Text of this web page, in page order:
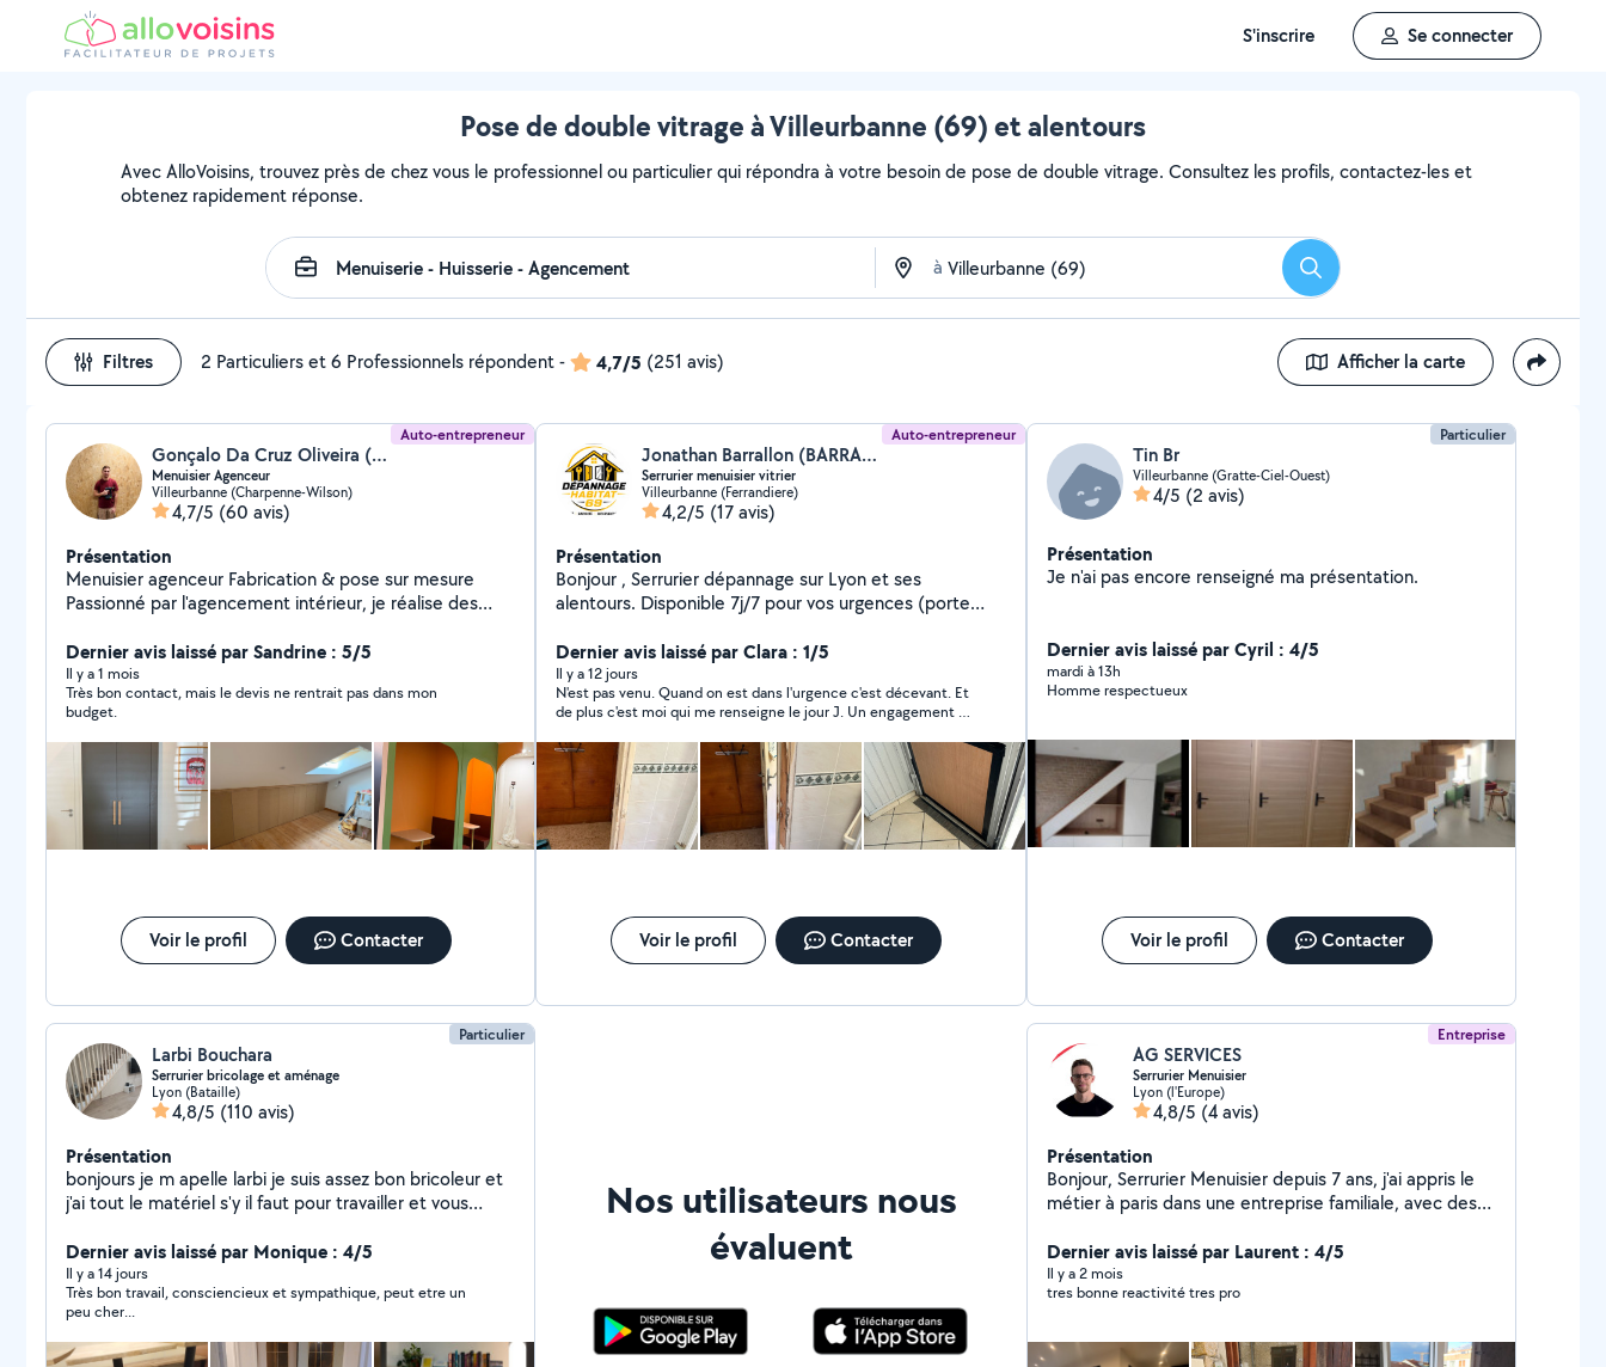
S'inscrire Se connecter
Pose de double vitrage à Villeurbanne (69) et alentours
Avec AlloVoisins, trouvez près de chez vous le professionnel ou particulier qui répondra à votre besoin de pose de double vitrage. Consultez les profils, contactez-les et
obtenez rapidement réponse.
à Rechercher
Filtres 2 Particuliers et 6 Professionnels répondent- 4,7/5 (251 avis) Afficher la carte
Auto-entrepreneur
Gonçalo Da Cruz Oliveira (GO Menuiserie&Agencement)
Menuisier Agenceur
Villeurbanne (Charpenne-Wilson)
4,7/5 (60 avis)
Présentation
Menuisier agenceur Fabrication & pose sur mesure
Passionné par l'agencement intérieur, je réalise des
bibliothèques, bureaux, banquettes, rangements et
mobilier personnalisé. Expérience en agencement
résidentiel et professionnel (bureaux, commerces,
espaces d'accueil). Chaque projet est réalisé avec soin,
précision et souci du détail. Secteur : Lyon et
agglomération.
Dernier avis laissé par Sandrine : 5/5
Il y a 1 mois
Très bon contact, mais le devis ne rentrait pas dans mon
budget.
Voir le profil Contacter
Auto-entrepreneur
Jonathan Barrallon (BARRALLON serrurier menuisier)
Serrurier menuisier vitrier
Villeurbanne (Ferrandiere)
4,2/5 (17 avis)
Présentation
Bonjour , Serrurier dépannage sur Lyon et ses
alentours. Disponible 7j/7 pour vos urgences (porte
Intervention rapide et travail soigné +10 ans
d'expérience dans le bâtiment Disponible
immédiatement
Dernier avis laissé par Clara : 1/5
Il y a 12 jours
N'est pas venu. Quand on est dans l'urgence c'est décevant. Et
de plus c'est moi qui me renseigne le jour J. Un engagement ça
Voir le profil Contacter
Particulier
Tin Br
Villeurbanne (Gratte-Ciel-Ouest)
4/5 (2 avis)
Présentation
Je n'ai pas encore renseigné ma présentation.
Dernier avis laissé par Cyril : 4/5
mardi à 13h
Homme respectueux
Voir le profil Contacter
Particulier
Larbi Bouchara
Serrurier bricolage et aménage
Lyon (Bataille)
4,8/5 (110 avis)
Présentation
bonjours je m apelle larbi je suis assez bon bricoleur et
j'ai tout le matériel s'y il faut pour travailler et vous
, rénovation., aménagement d intérieur .montage de
meuble cuisine décoration et aussi réparation et
fabrication d ouvrages métalliques. De préférence
travailler avec des personnes réalistes et non des
marchands de tapis. Devis gratuit
Dernier avis laissé par Monique : 4/5
Il y a 14 jours
Très bon travail, consciencieux et sympathique, peut etre un
peu cher...
Nos utilisateurs nous
évaluent
Entreprise
AG SERVICES
Serrurier Menuisier
Lyon (l'Europe)
4,8/5 (4 avis)
Présentation
Bonjour, Serrurier Menuisier depuis 7 ans, j'ai appris le
métier à paris dans une entreprise familiale, avec des
concernant les portes/fenêtres/volets. Je dispose d'un
certificat pro, d'une assurance décennale et de la RGE.
Dernier avis laissé par Laurent : 4/5
Il y a 2 mois
tres bonne reactivité tres pro